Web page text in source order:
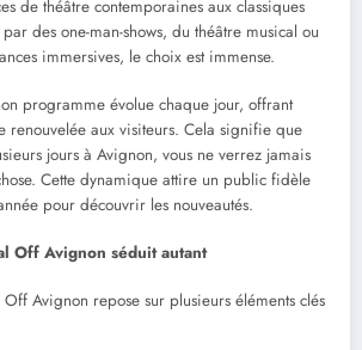
de théâtre contemporaines aux classiques
des one-man-shows, du théâtre musical ou
immersives, le choix est immense.
programme évolue chaque jour, offrant
renouvelée aux visiteurs. Cela signifie que
jours à Avignon, vous ne verrez jamais
Cette dynamique attire un public fidèle
pour découvrir les nouveautés.
Off Avignon séduit autant
Off Avignon repose sur plusieurs éléments clés